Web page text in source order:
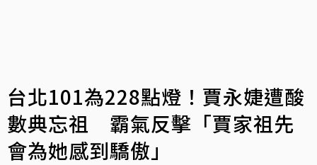
台北101為228點燈！賈永婕遭酸
數典忘祖 霸氣反擊「賈家祖先
會為她感到驕傲」